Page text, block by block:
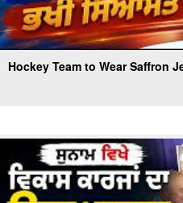
Hockey Team to Wear Saffron